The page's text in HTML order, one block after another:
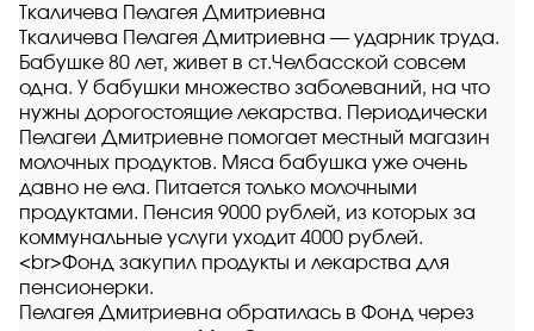
Ткаличева Пелагея Дмитриевна
Ткаличева Пелагея Дмитриевна — ударник труда.
Бабушке 80 лет, живет в ст.Челбасской совсем
одна. У бабушки множество заболеваний, на что
нужны дорогостоящие лекарства. Периодически
Пелагеи Дмитриевне помогает местный магазин
молочных продуктов. Мяса бабушка уже очень
давно не ела. Питается только молочными
продуктами. Пенсия 9000 рублей, из которых за
коммунальные услуги уходит 4000 рублей.
<br>Фонд закупил продукты и лекарства для
пенсионерки.
Пелагея Дмитриевна обратилась в Фонд через